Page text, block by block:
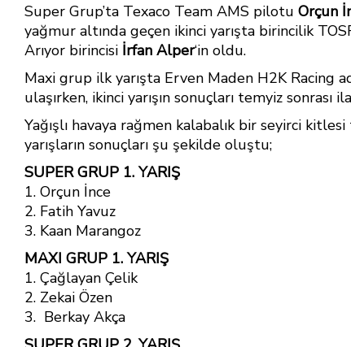
o
ok
st A
p
p
Super Grup’ta Texaco Team AMS pilotu Orçun
yağmur altında geçen ikinci yarışta birincilik
Arıyor birincisi İrfan Alper‘in oldu.
Maxi grup ilk yarışta Erven Maden H2K Racing
ulaşırken, ikinci yarışın sonuçları temyiz sonrası
Yağışlı havaya rağmen kalabalık bir seyirci
yarışların sonuçları şu şekilde oluştu;
SUPER GRUP 1. YARIŞ
1. Orçun İnce
2. Fatih Yavuz
3. Kaan Marangoz
MAXI GRUP 1. YARIŞ
1. Çağlayan Çelik
2. Zekai Özen
3. Berkay Akça